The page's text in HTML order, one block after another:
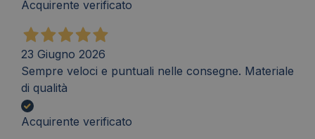
Acquirente verificato
23 Giugno 2026
Sempre veloci e puntuali nelle consegne. Materiale
di qualità
Acquirente verificato